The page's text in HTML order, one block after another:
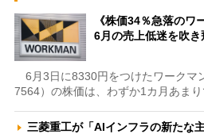
《株価34％急落のワ
6月の売上低迷を吹
6月3日に8330円をつけたワークマ
7564）の株価は、わずか1カ月あま
三菱重工が「AIインフラの新たな